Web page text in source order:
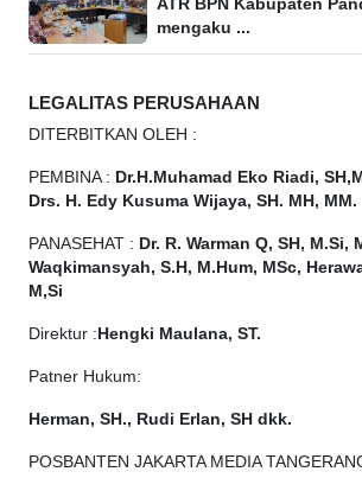
ATR BPN Kabupaten
mengaku ...
LEGALITAS PERUSAHAAN
DITERBITKAN OLEH :
PEMBINA : Dr.H.Muhamad Eko Riadi,
Drs. H. Edy Kusuma Wijaya, SH. MH, MM.
PANASEHAT : Dr. R. Warman Q, SH, M.Si,
Waqkimansyah, S.H, M.Hum, MSc,
M,Si
Direktur : Hengki Maulana, ST.
Patner Hukum:
Herman, SH., Rudi Erlan, SH dkk.
POSBANTEN JAKARTA MEDIA